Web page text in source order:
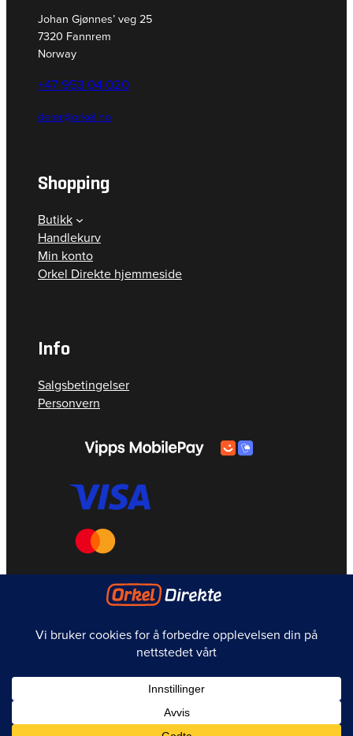
Johan Gjønnes’ veg 25
7320 Fannrem
Norway
+47 953 04 020
deler@orkel.no
Shopping
Butikk
Handlekurv
Min konto
Orkel Direkte hjemmeside
Info
Salgsbetingelser
Personvern